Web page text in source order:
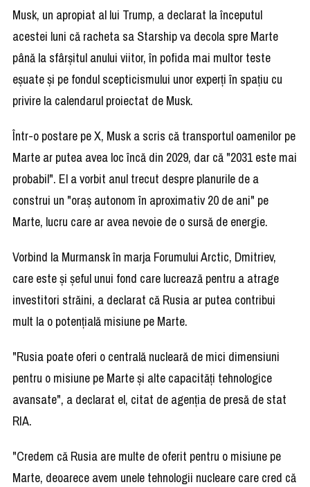
Musk, un apropiat al lui Trump, a declarat la începutul
acestei luni că racheta sa Starship va decola spre Marte
până la sfârşitul anului viitor, în pofida mai multor teste
eşuate şi pe fondul scepticismului unor experţi în spaţiu cu
privire la calendarul proiectat de Musk.
Într-o postare pe X, Musk a scris că transportul oamenilor pe
Marte ar putea avea loc încă din 2029, dar că "2031 este mai
probabil". El a vorbit anul trecut despre planurile de a
construi un "oraş autonom în aproximativ 20 de ani" pe
Marte, lucru care ar avea nevoie de o sursă de energie.
Vorbind la Murmansk în marja Forumului Arctic, Dmitriev,
care este şi şeful unui fond care lucrează pentru a atrage
investitori străini, a declarat că Rusia ar putea contribui
mult la o potenţială misiune pe Marte.
"Rusia poate oferi o centrală nucleară de mici dimensiuni
pentru o misiune pe Marte şi alte capacităţi tehnologice
avansate", a declarat el, citat de agenţia de presă de stat
RIA.
"Credem că Rusia are multe de oferit pentru o misiune pe
Marte, deoarece avem unele tehnologii nucleare care cred că